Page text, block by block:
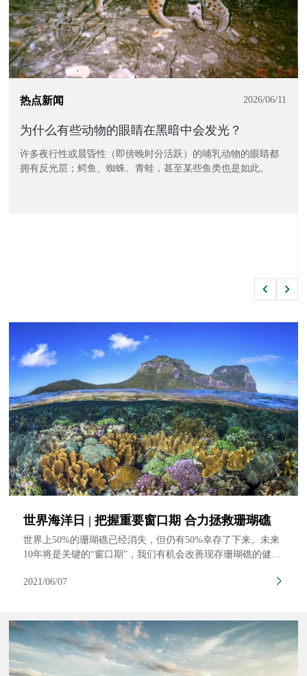
热点新闻 2026/06/11
为什么有些动物的眼睛在黑暗中会发光？
许多夜行性或晨昏性（即傍晚时分活跃）的哺乳动物的眼睛都
拥有反光层；鳄鱼、蜘蛛、青蛙，甚至某些鱼类也是如此。
世界海洋日 | 把握重要窗口期 合力拯救珊瑚礁
世界上50%的珊瑚礁已经消失，但仍有50%幸存了下来。未来
10年将是关键的“窗口期”，我们有机会改善现存珊瑚礁的健康
计。我们可以一起努力，确保珊瑚礁不仅能在现今的威胁下存
2021/06/07